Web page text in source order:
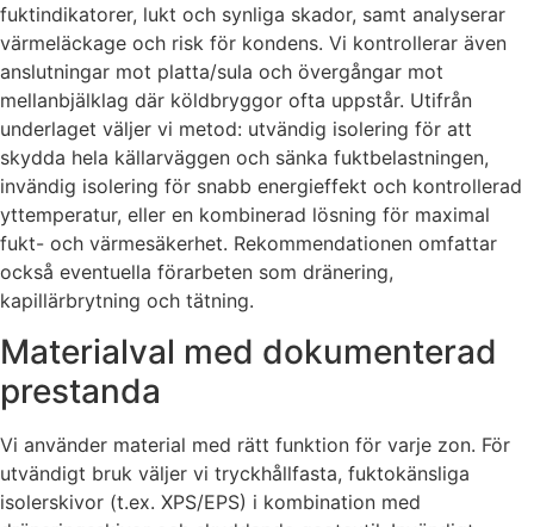
fuktindikatorer, lukt och synliga skador, samt analyserar
värmeläckage och risk för kondens. Vi kontrollerar även
anslutningar mot platta/sula och övergångar mot
mellanbjälklag där köldbryggor ofta uppstår. Utifrån
underlaget väljer vi metod: utvändig isolering för att
skydda hela källarväggen och sänka fuktbelastningen,
invändig isolering för snabb energieffekt och kontrollerad
yttemperatur, eller en kombinerad lösning för maximal
fukt- och värmesäkerhet. Rekommendationen omfattar
också eventuella förarbeten som dränering,
kapillärbrytning och tätning.
Materialval med dokumenterad
prestanda
Vi använder material med rätt funktion för varje zon. För
utvändigt bruk väljer vi tryckhållfasta, fuktokänsliga
isolerskivor (t.ex. XPS/EPS) i kombination med